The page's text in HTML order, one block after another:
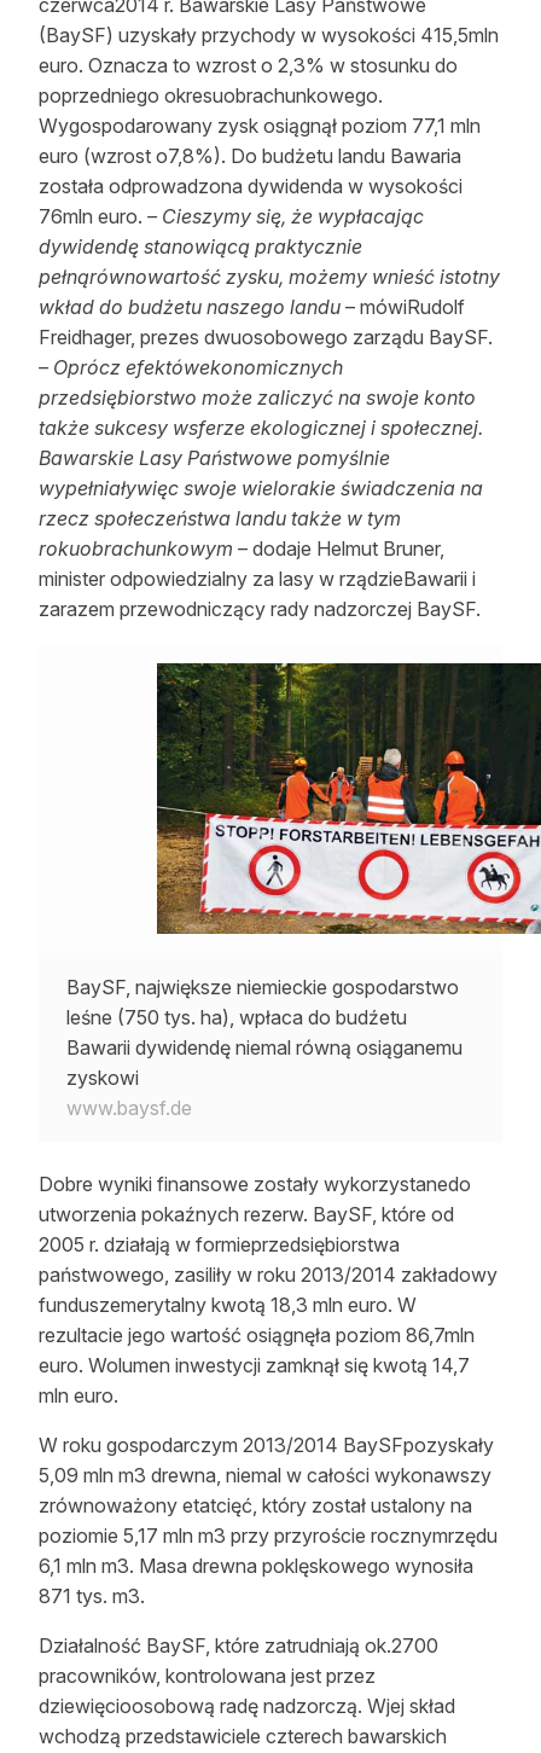
(BaySF) uzyskały przychody w wysokości 415,5mln
euro. Oznacza to wzrost o 2,3% w stosunku do
poprzedniego okresuobrachunkowego.
Wygospodarowany zysk osiągnął poziom 77,1 mln
euro (wzrost o7,8%). Do budżetu landu Bawaria
została odprowadzona dywidenda w wysokości
76mln euro. – Cieszymy się, że wypłacając
dywidendę stanowiącą praktycznie
pełnąrównowartość zysku, możemy wnieść istotny
wkład do budżetu naszego landu – mówiRudolf
Freidhager, prezes dwuosobowego zarządu BaySF.
– Oprócz efektówekonomicznych
przedsiębiorstwo może zaliczyć na swoje konto
także sukcesy wsferze ekologicznej i społecznej.
Bawarskie Lasy Państwowe pomyślnie
wypełniaływięc swoje wielorakie świadczenia na
rzecz społeczeństwa landu także w tym
rokuobrachunkowym – dodaje Helmut Bruner,
minister odpowiedzialny za lasy w rządzieBawarii i
zarazem przewodniczący rady nadzorczej BaySF.
BaySF, największe niemieckie gospodarstwo
leśne (750 tys. ha), wpłaca do budźetu
Bawarii dywidendę niemal równą osiąganemu
zyskowi
www.baysf.de
Dobre wyniki finansowe zostały wykorzystanedo
utworzenia pokaźnych rezerw. BaySF, które od
2005 r. działają w formieprzedsiębiorstwa
państwowego, zasiliły w roku 2013/2014 zakładowy
funduszemerytalny kwotą 18,3 mln euro. W
rezultacie jego wartość osiągnęła poziom 86,7mln
euro. Wolumen inwestycji zamknął się kwotą 14,7
mln euro.
W roku gospodarczym 2013/2014 BaySFpozyskały
5,09 mln m3 drewna, niemal w całości wykonawszy
zrównoważony etatcięć, który został ustalony na
poziomie 5,17 mln m3 przy przyroście rocznymrzędu
6,1 mln m3. Masa drewna poklęskowego wynosiła
871 tys. m3.
Działalność BaySF, które zatrudniają ok.2700
pracowników, kontrolowana jest przez
dziewięcioosobową radę nadzorczą. Wjej skład
wchodzą przedstawiciele czterech bawarskich